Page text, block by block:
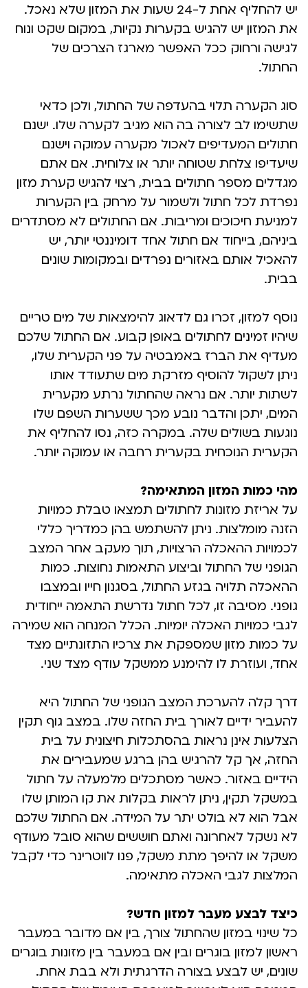
יש להחליף אחת ל-24 שעות את המזון שלא נאכל.
את המזון יש להגיש בקערות נקיות, במקום שקט ונוח
לגישה ורחוק ככל האפשר מארגז הצרכים של
החתול.
סוג הקערה תלוי בהעדפה של החתול, ולכן כדאי
שתשימו לב לצורה בה הוא מגיב לקערה שלו. ישנם
חתולים המעדיפים לאכול מקערה עמוקה וישנם
שיעדיפו צלחת שטוחה יותר או צלוחית. אם אתם
מגדלים מספר חתולים בבית, רצוי להגיש קערת מזון
נפרדת לכל חתול ולשמור על מרחק בין הקערות
למניעת חיכוכים ומריבות. אם החתולים לא מסתדרים
ביניהם, בייחוד אם חתול אחד דומיננטי יותר, יש
להאכיל אותם באזורים נפרדים ובמקומות שונים
בבית.
נוסף למזון, זכרו גם לדאוג להימצאות של מים טריים
שיהיו זמינים לחתולים באופן קבוע. אם החתול שלכם
מעדיף את הברז באמבטיה על פני הקערית שלו,
ניתן לשקול להוסיף מזרקת מים שתעודד אותו
לשתות יותר. אם נראה שהחתול נרתע מקערית
המים, יתכן והדבר נובע מכך ששערות השפם שלו
נוגעות בשולים שלה. במקרה כזה, נסו להחליף את
הקערית הנוכחית בקערית רחבה או עמוקה יותר.
מהי כמות המזון המתאימה?
על אריזת מזונות לחתולים תמצאו טבלת כמויות
הזנה מומלצות. ניתן להשתמש בהן כמדריך כללי
לכמויות ההאכלה הרצויות, תוך מעקב אחר המצב
הגופני של החתול וביצוע התאמות נחוצות. כמות
ההאכלה תלויה בגזע החתול, בסגנון חייו ובמצבו
גופני. מסיבה זו, לכל חתול נדרשת התאמה ייחודית
לגבי כמויות האכלה יומיות. הכלל המנחה הוא שמירה
על כמות מזון שמספקת את צרכיו התזונתיים מצד
אחד, ועוזרת לו להימנע ממשקל עודף מצד שני.
דרך קלה להערכת המצב הגופני של החתול היא
להעביר ידיים לאורך בית החזה שלו. במצב גוף תקין
הצלעות אינן נראות בהסתכלות חיצונית על בית
החזה, אך קל להרגיש בהן ברגע שמעבירים את
הידיים באזור. כאשר מסתכלים מלמעלה על חתול
במשקל תקין, ניתן לראות בקלות את קו המותן שלו
אבל הוא לא בולט יתר על המידה. אם החתול שלכם
לא נשקל לאחרונה ואתם חוששים שהוא סובל מעודף
משקל או להיפך מתת משקל, פנו לווטרינר כדי לקבל
המלצות לגבי האכלה מתאימה.
כיצד לבצע מעבר למזון חדש?
כל שינוי במזון שהחתול צורך, בין אם מדובר במעבר
ראשון למזון בוגרים ובין אם במעבר בין מזונות בוגרים
שונים, יש לבצע בצורה הדרגתית ולא בבת אחת.